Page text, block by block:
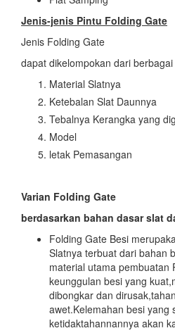
Jenis-jenis Pintu Folding Gate
Jenis Folding Gate
dapat dikelompokan dari
Material Slatnya
Ketebalan Slat Daunnya
Tebalnya Kerangka yang
Model
letak Pemasangan
Varian Folding Gate
berdasarkan bahan dasar slat
Folding Gate Besi
Slatnya terbuat dari bahan
material utama pembuatan
keunggulan besi yang
dibongkar dan
awet.Kelemahan besi yang
ketidaktahannannya akan